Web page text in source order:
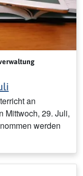
an
Mittwoch, 29. Juli,
werden